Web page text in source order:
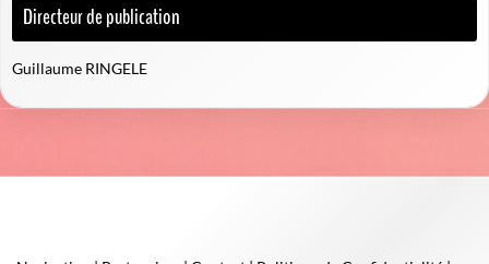
Directeur de publication
Guillaume RINGELE